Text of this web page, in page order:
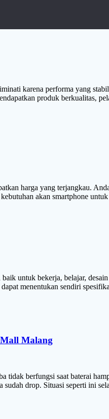
karena performa yang
produk berkualitas,
harga yang terjangkau.
akan smartphone
untuk bekerja, belajar,
menentukan sendiri
Malang
berfungsi saat baterai
drop. Situasi seperti ini